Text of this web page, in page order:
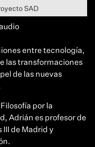
SAD
entre tecnología,
las transformaciones
de las nuevas
por la
Adrián es profesor de
III de Madrid y